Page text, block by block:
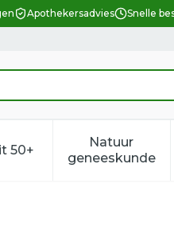
Apothekersadvies Snelle
vitamines categorie
Zwangerschap en
50+submenu voor
Natuur
geneeskunde
Toon